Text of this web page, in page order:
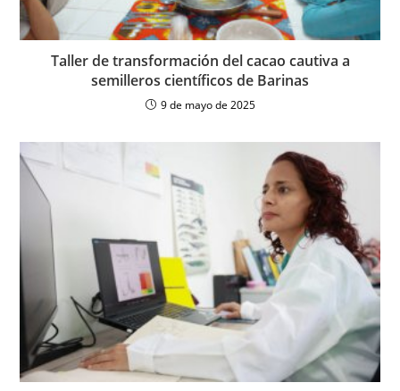
Taller de transformación del cacao cautiva a
semilleros científicos de Barinas
9 de mayo de 2025